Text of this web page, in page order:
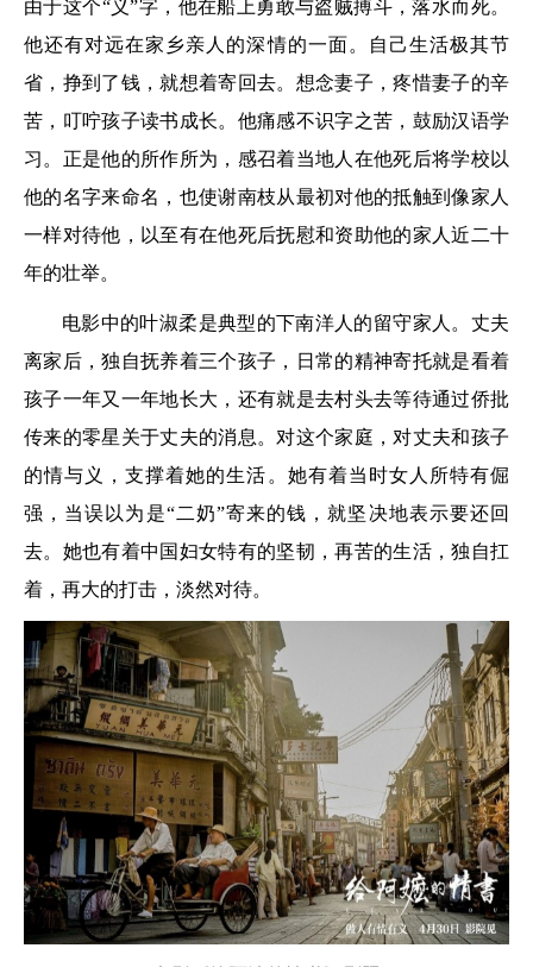
由于这个“义”字，他在船上勇敢与盗贼搏斗，落水而死。
他还有对远在家乡亲人的深情的一面。自己生活极其节
省，挣到了钱，就想着寄回去。想念妻子，疼惜妻子的辛
苦，叮咛孩子读书成长。他痛感不识字之苦，鼓励汉语学
习。正是他的所作所为，感召着当地人在他死后将学校以
他的名字来命名，也使谢南枝从最初对他的抵触到像家人
一样对待他，以至有在他死后抚慰和资助他的家人近二十
年的壮举。
电影中的叶淑柔是典型的下南洋人的留守家人。丈夫
离家后，独自抚养着三个孩子，日常的精神寄托就是看着
孩子一年又一年地长大，还有就是去村头去等待通过侨批
传来的零星关于丈夫的消息。对这个家庭，对丈夫和孩子
的情与义，支撑着她的生活。她有着当时女人所特有倔
强，当误以为是“二奶”寄来的钱，就坚决地表示要还回
去。她也有着中国妇女特有的坚韧，再苦的生活，独自扛
着，再大的打击，淡然对待。